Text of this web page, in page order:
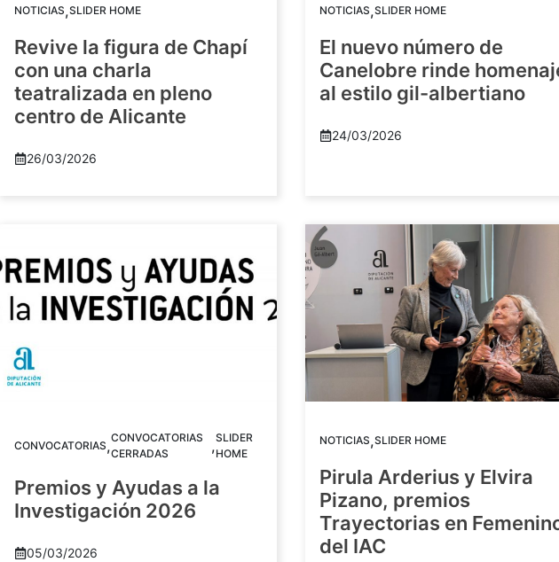
NOTICIAS,SLIDER HOME
Revive la figura de Chapí
con una charla
teatralizada en pleno
centro de Alicante
26/03/2026
NOTICIAS,SLIDER HOME
El nuevo número de
Canelobre rinde
al estilo gil-albertiano
24/03/2026
CONVOCATORIAS,CONVOCATORIAS
CERRADAS
,SLIDER
HOME
Premios y Ayudas a la
Investigación 2026
05/03/2026
NOTICIAS,SLIDER HOME
Pirula Arderius y Elvira
Pizano, premios
Trayectorias en
del IAC